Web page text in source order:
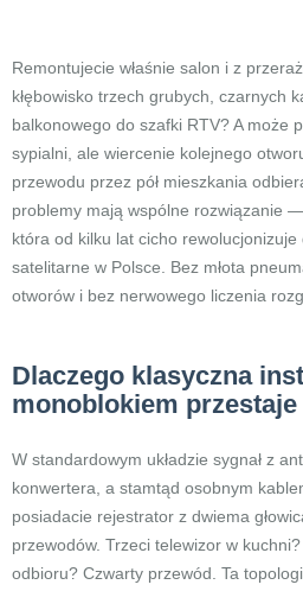
Remontujecie właśnie salon i z
kłębowisko trzech grubych, czarnych
balkonowego do szafki RTV? A może
sypialni, ale wiercenie kolejnego
przewodu przez pół mieszkania
problemy mają wspólne rozwiązanie
która od kilku lat cicho rewolucjonizuje
satelitarne w Polsce. Bez młota
otworów i bez nerwowego liczenia
Dlaczego klasyczna
monoblokiem
W standardowym układzie sygnał z
konwertera, a stamtąd osobnym
posiadacie rejestrator z dwiema
przewodów. Trzeci telewizor w
odbioru? Czwarty przewód. Ta